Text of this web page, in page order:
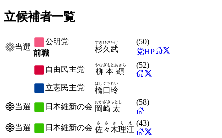
立候補者一覧
当選
公明党
前職
杉
すぎ
久武
ひさたけ (50)
党HP
自由民主党 柳本
やなぎもと
顕
あきら (52)
立憲民主党 橋口
はしぐち
玲
れい
当選 日本維新の会 岡崎
おかざき
太
ふとし (58)
当選 日本維新の会 佐々木
ささき
理江
りえ (43)